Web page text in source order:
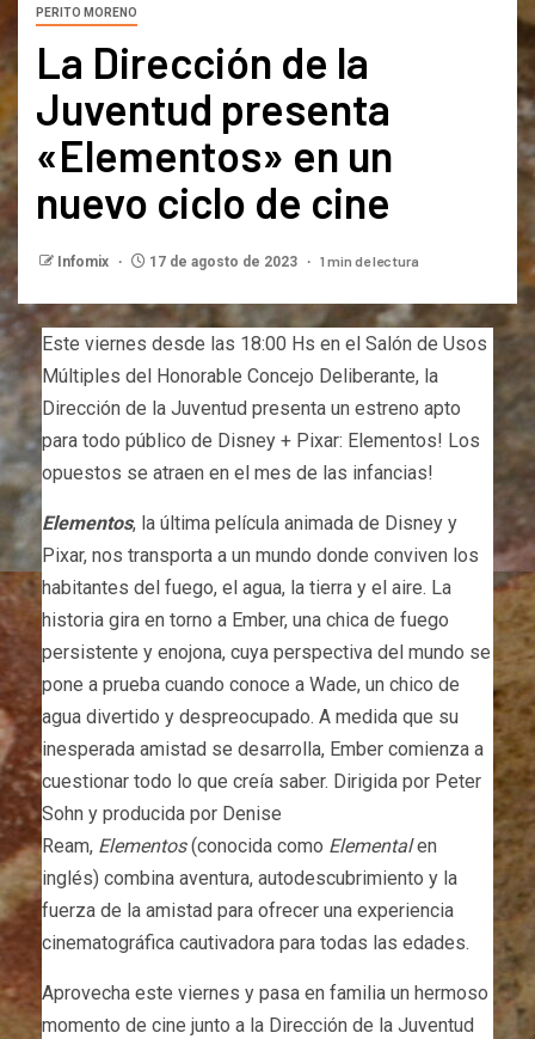
PERITO MORENO
La Dirección de la
Juventud presenta
«Elementos» en un
nuevo ciclo de cine
Infomix 17 de agosto de 2023 1 min de lectura
Este viernes desde las 18:00 Hs en el Salón de Usos
Múltiples del Honorable Concejo Deliberante, la
Dirección de la Juventud presenta un estreno apto
para todo público de Disney + Pixar: Elementos! Los
opuestos se atraen en el mes de las infancias!
Elementos, la última película animada de Disney y
Pixar, nos transporta a un mundo donde conviven los
habitantes del fuego, el agua, la tierra y el aire. La
historia gira en torno a Ember, una chica de fuego
persistente y enojona, cuya perspectiva del mundo se
pone a prueba cuando conoce a Wade, un chico de
agua divertido y despreocupado. A medida que su
inesperada amistad se desarrolla, Ember comienza a
cuestionar todo lo que creía saber. Dirigida por Peter
Sohn y producida por Denise
Ream, Elementos(conocida como Elementalen
inglés) combina aventura, autodescubrimiento y la
fuerza de la amistad para ofrecer una experiencia
cinematográfica cautivadora para todas las edades.
Aprovecha este viernes y pasa en familia un hermoso
momento de cine junto a la Dirección de la Juventud